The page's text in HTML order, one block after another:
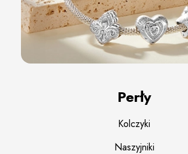
Perły
Kolczyki
Naszyjniki